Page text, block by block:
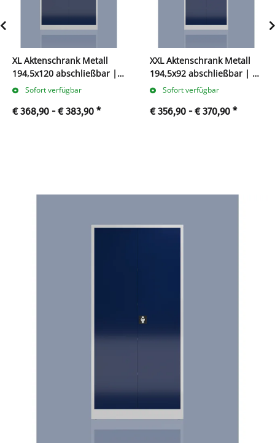
XL Aktenschrank Metall
194,5x120 abschließbar | 5
Ordnerhöhen
Sofort verfügbar
€ 368,90 -€ 383,90 *
XXL Aktenschrank Metall
194,5x92 abschließbar | 5
Ordnerhöhen
Sofort verfügbar
€ 356,90 -€ 370,90 *